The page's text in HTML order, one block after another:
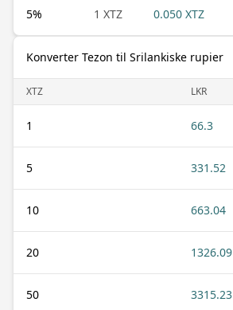
5% 1 XTZ 0.050 XTZ
Konverter Tezon til Srilankiske rupier
XTZ LKR
1 66.3
5 331.52
10 663.04
20 1326.09
50 3315.23